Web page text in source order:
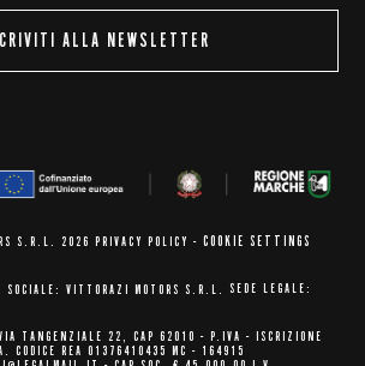
ALLA NEWSLETTER
S.R.L. 2026 PRIVACY POLICY - COOKIE SETTINGS
SOCIALE: VITTORAZI MOTORS S.R.L. SEDE LEGALE:
TANGENZIALE 22, CAP 62010 - P.IVA - ISCRIZIONE
CODICE REA 01376410435 MC - 164915